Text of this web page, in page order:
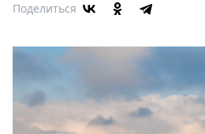
Афиша
Выставки
релизы
О
Поделиться